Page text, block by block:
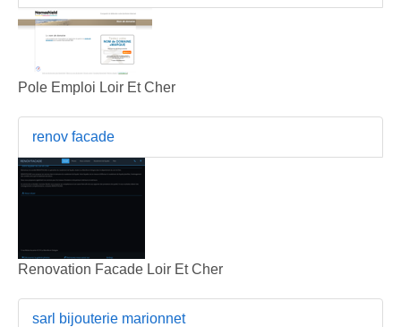
Pole Emploi Loir Et Cher
renov facade
Renovation Facade Loir Et Cher
sarl bijouterie marionnet